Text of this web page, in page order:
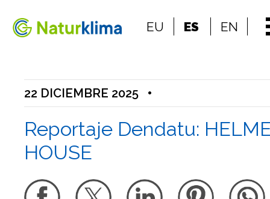
Ir a los contenidos
EU ES EN
22 DICIEMBRE 2025 •
Reportaje Dendatu:
HOUSE